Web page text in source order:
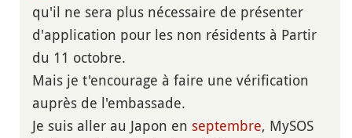
qu'il ne sera plus nécessaire de présenter
d'application pour les non résidents à Partir
du 11 octobre.
Mais je t'encourage à faire une vérification
auprès de l'embassade.
Je suis aller au Japon en septembre, MySOS